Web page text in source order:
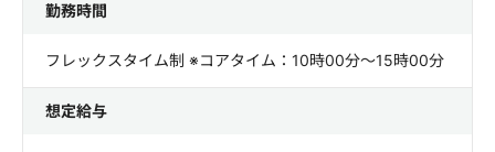
勤務時間
フレックスタイム制 ※コアタイム：10時00分～15時00分
想定給与